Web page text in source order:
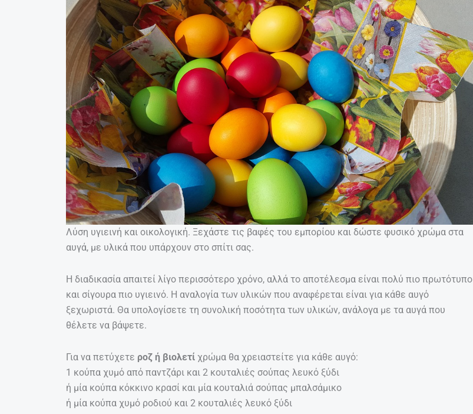
Λύση υγιεινή και οικολογική. Ξεχάστε τις βαφές του εμπορίου και δώστε φυσικό χρώμα στα
αυγά, με υλικά που υπάρχουν στο σπίτι σας.
Η διαδικασία απαιτεί λίγο περισσότερο χρόνο, αλλά το αποτέλεσμα είναι πολύ πιο πρωτότυπο
και σίγουρα πιο υγιεινό. Η αναλογία των υλικών που αναφέρεται είναι για κάθε αυγό
ξεχωριστά. Θα υπολογίσετε τη συνολική ποσότητα των υλικών, ανάλογα με τα αυγά που
θέλετε να βάψετε.
Για να πετύχετε ροζ ή βιολετί χρώμα θα χρειαστείτε για κάθε αυγό:
1 κούπα χυμό από παντζάρι και 2 κουταλιές σούπας λευκό ξύδι
ή μία κούπα κόκκινο κρασί και μία κουταλιά σούπας μπαλσάμικο
ή μία κούπα χυμό ροδιού και 2 κουταλιές λευκό ξύδι